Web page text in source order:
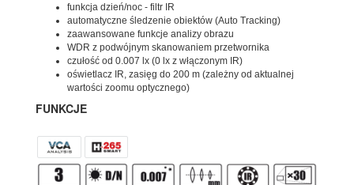
funkcja dzień/noc - filtr IR
automatyczne śledzenie obiektów (Auto Tracking)
zaawansowane funkcje analizy obrazu
WDR z podwójnym skanowaniem przetwornika
czułość od 0.007 lx (0 lx z włączonym IR)
oświetlacz IR, zasięg do 200 m (zależny od aktualnej
wartości zoomu optycznego)
FUNKCJE